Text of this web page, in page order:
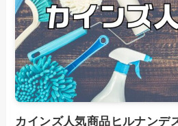
カインズ人気商品ヒルナンデ